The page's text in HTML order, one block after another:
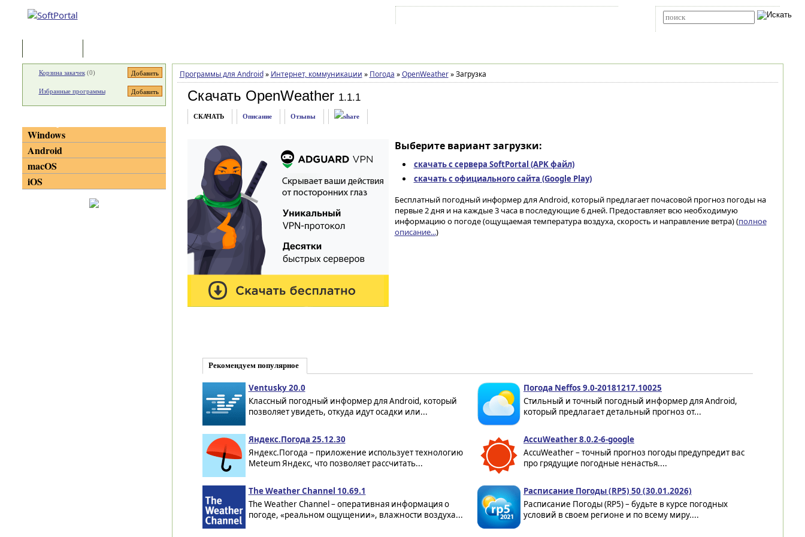
Программы для Android » Интернет, коммуникации » Погода » OpenWeather »Загрузка
Скачать OpenWeather 1.1.1
СКАЧАТЬ Описание Отзывы
Выберите вариант загрузки:
скачать с сервера SoftPortal (APK файл)
скачать с официального сайта (Google Play)
Бесплатный погодный информер для Android, который предлагает почасовой прогноз погоды на
первые 2 дня и на каждые 3 часа в последующие 6 дней. Предоставляет всю необходимую
информацию о погоде (ощущаемая температура воздуха, скорость и направление ветра) (полное
описание...)
Рекомендуем популярное
Ventusky 20.0
Классный погодный информер для Android, который
позволяет увидеть, откуда идут осадки или...
Погода Neffos 9.0-20181217.10025
Стильный и точный погодный информер для Android,
который предлагает детальный прогноз от...
Яндекс.Погода 25.12.30
Яндекс.Погода – приложение использует технологию
Meteum Яндекс, что позволяет рассчитать...
AccuWeather 8.0.2-6-google
AccuWeather – точный прогноз погоды предупредит вас
про грядущие погодные ненастья....
The Weather Channel 10.69.1
The Weather Channel – оперативная информация о
погоде, «реальном ощущении», влажности воздуха...
Расписание Погоды (RP5) 50 (30.01.2026)
Расписание Погоды (RP5) – будьте в курсе погодных
условий в своем регионе и по всему миру....
Корзина закачек(0)
Избранные программы
Windows
Android
macOS
iOS